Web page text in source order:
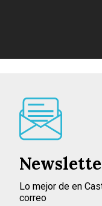
Lo mejor de en
correo